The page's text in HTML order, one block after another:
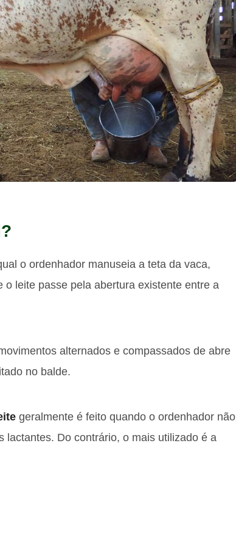
o ordenhador manuseia a teta da vaca,
leite passe pela abertura existente entre a
alternados e compassados de abre
no balde.
geralmente é feito quando o ordenhador não
lactantes. Do contrário, o mais utilizado é a